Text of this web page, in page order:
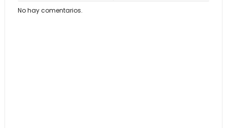
No hay comentarios.